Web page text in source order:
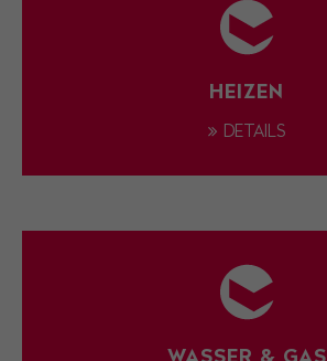
HEIZEN
DETAILS